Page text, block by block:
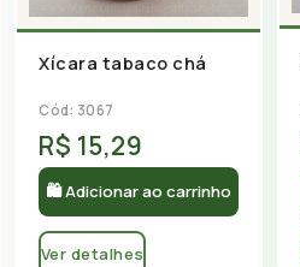
Xícara tabaco chá
Cód: 3067
R$ 15,29
🛍 Adicionar ao carrinho
Ver detalhes